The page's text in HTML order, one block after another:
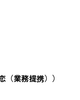
業務提携））